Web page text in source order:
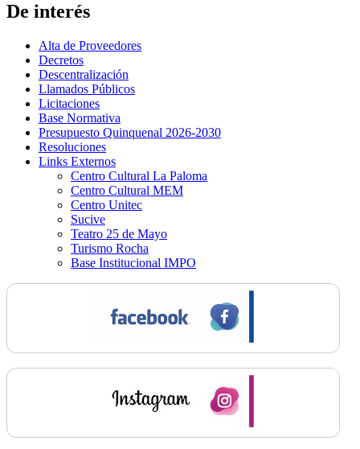
De interés
Alta de Proveedores
Decretos
Descentralización
Llamados Públicos
Licitaciones
Base Normativa
Presupuesto Quinquenal 2026-2030
Resoluciones
Links Externos
Centro Cultural La Paloma
Centro Cultural MEM
Centro Unitec
Sucive
Teatro 25 de Mayo
Turismo Rocha
Base Institucional IMPO